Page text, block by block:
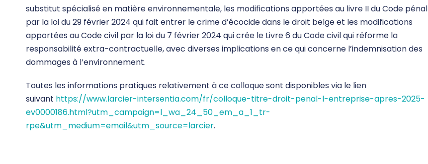
substitut spécialisé en matière environnementale, les modifications apportées au livre II du Code pénal
par la loi du 29 février 2024 qui fait entrer le crime d’écocide dans le droit belge et les modifications
apportées au Code civil par la loi du 7 février 2024 qui crée le Livre 6 du Code civil qui réforme la
responsabilité extra-contractuelle, avec diverses implications en ce qui concerne l’indemnisation des
dommages à l’environnement.
Toutes les informations pratiques relativement à ce colloque sont disponibles via le lien
suivant https://www.larcier-intersentia.com/fr/colloque-titre-droit-penal-l-entreprise-apres-2025-
ev0000186.html?utm_campaign=l_wa_24_50_em_a_1_tr-
rpe&utm_medium=email&utm_source=larcier.